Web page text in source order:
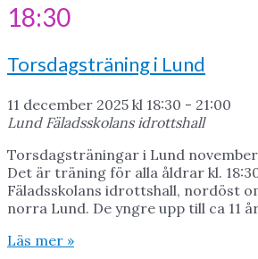
18:30
Torsdagsträning i Lund
11 december 2025 kl 18:30 - 21:00
Lund Fäladsskolans idrottshall
Torsdagsträningar i Lund
Det är träning för alla åldrar kl.
Fäladsskolans idrottshall, nordöst
norra Lund. De yngre upp till ca 11
Torsdagsträning
Läs mer »